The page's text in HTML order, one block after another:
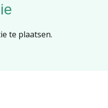
te plaatsen.